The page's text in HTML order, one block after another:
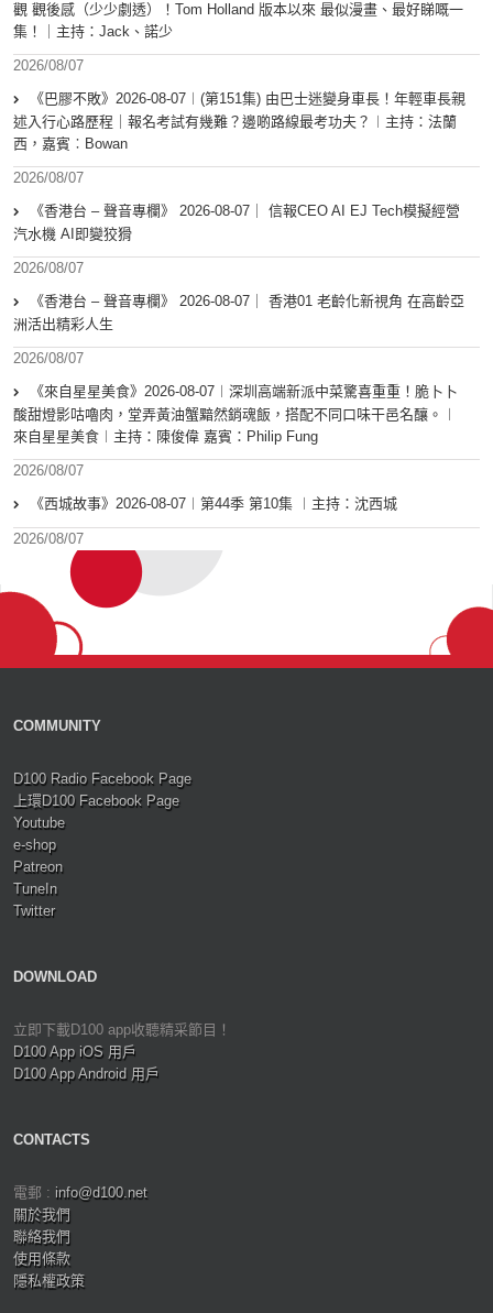
觀 觀後感（少少劇透）！Tom Holland 版本以來 最似漫畫、最好睇嘅一
集！｜主持：Jack、諾少
2026/08/07
《巴膠不敗》2026-08-07︱(第151集) 由巴士迷變身車長！年輕車長親
述入行心路歷程｜報名考試有幾難？邊啲路線最考功夫？︱主持：法蘭
西，嘉賓︰Bowan
2026/08/07
《香港台 – 聲音專欄》 2026-08-07｜ 信報CEO AI EJ Tech模擬經營
汽水機 AI即變狡猾
2026/08/07
《香港台 – 聲音專欄》 2026-08-07｜ 香港01 老齡化新視角 在高齡亞
洲活出精彩人生
2026/08/07
《來自星星美食》2026-08-07︱深圳高端新派中菜驚喜重重！脆卜卜
酸甜燈影咕嚕肉，堂弄黃油蟹黯然銷魂飯，搭配不同口味干邑名釀。︱
來自星星美食︱主持：陳俊偉 嘉賓：Philip Fung
2026/08/07
《西城故事》2026-08-07︱第44季 第10集 ︱主持：沈西城
2026/08/07
COMMUNITY
D100 Radio Facebook Page
上環D100 Facebook Page
Youtube
e-shop
Patreon
TuneIn
Twitter
DOWNLOAD
立即下載D100 app收聽精采節目！
D100 App iOS 用戶
D100 App Android 用戶
CONTACTS
電郵 : info@d100.net
關於我們
聯絡我們
使用條款
隱私權政策